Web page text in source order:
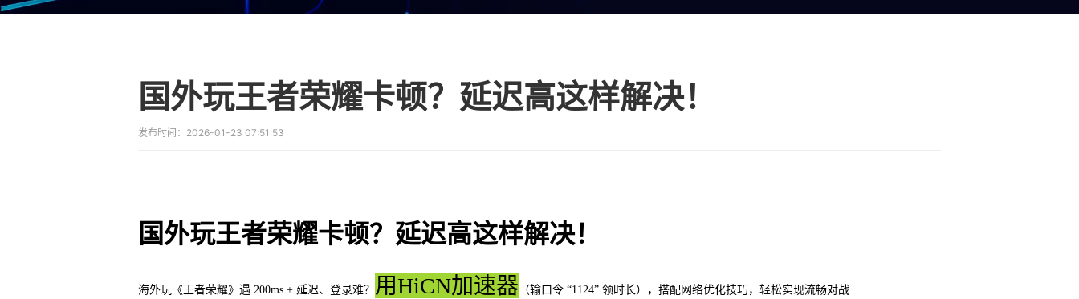
国外玩王者荣耀卡顿？延迟高这样解决！
发布时间： 2026-01-23 07:51:53
国外玩王者荣耀卡顿？延迟高这样解决！
海外玩《王者荣耀》遇 200ms + 延迟、登录难？ 用HiCN加速器 （输口令 “1124” 领时长），搭配网络优化技巧，轻松实现流畅对战